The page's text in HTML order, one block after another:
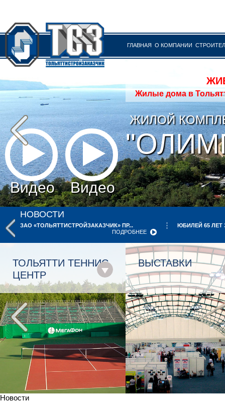
ГЛАВНАЯ О КОМПАНИИ
Видео
Видео
ЖИЛОЙ
Жилые дома в
НОВОСТИ
ЗАО «ТОЛЬЯТТИСТРОЙЗАКАЗЧИК» ПР...
ПОДРОБНЕЕ
ЮБИЛЕЙ 65 ЛЕТ
ВЫСТАВКИ
Новости